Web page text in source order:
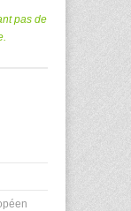
pas de